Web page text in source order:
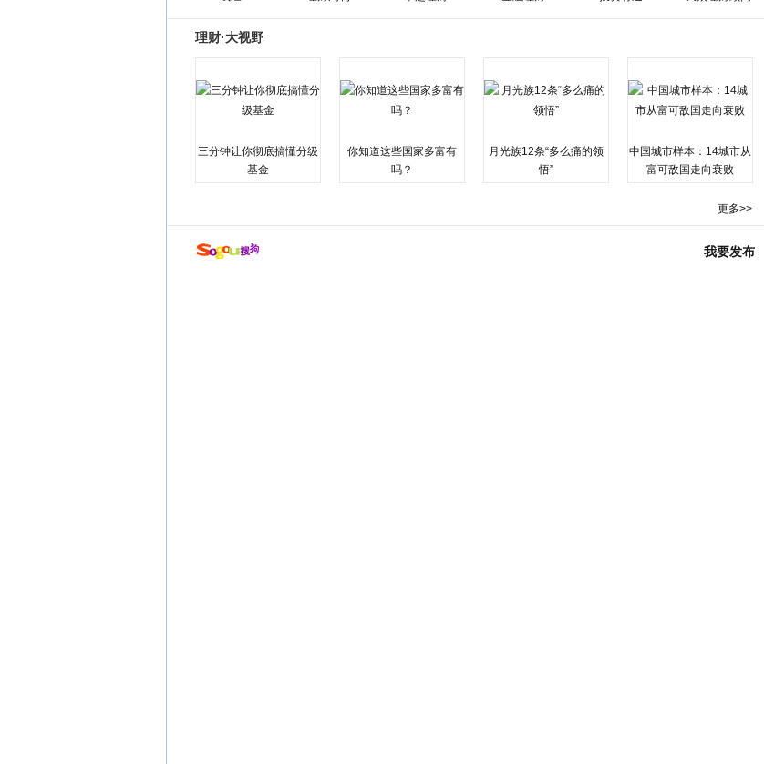
理财·大视野
三分钟让你彻底搞懂分级
基金
你知道这些国家多富有
吗？
月光族12条“多么痛的领
悟”
中国城市样本：14城市从
富可敌国走向衰败
更多>>
我要发布